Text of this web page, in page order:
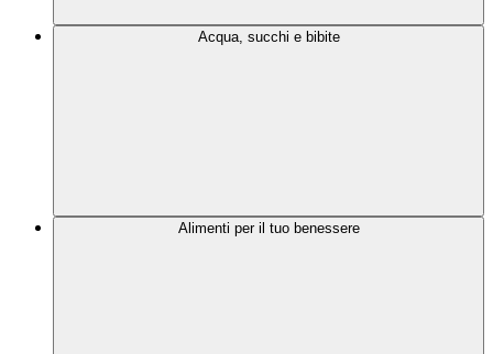
Acqua, succhi e bibite
Alimenti per il tuo benessere